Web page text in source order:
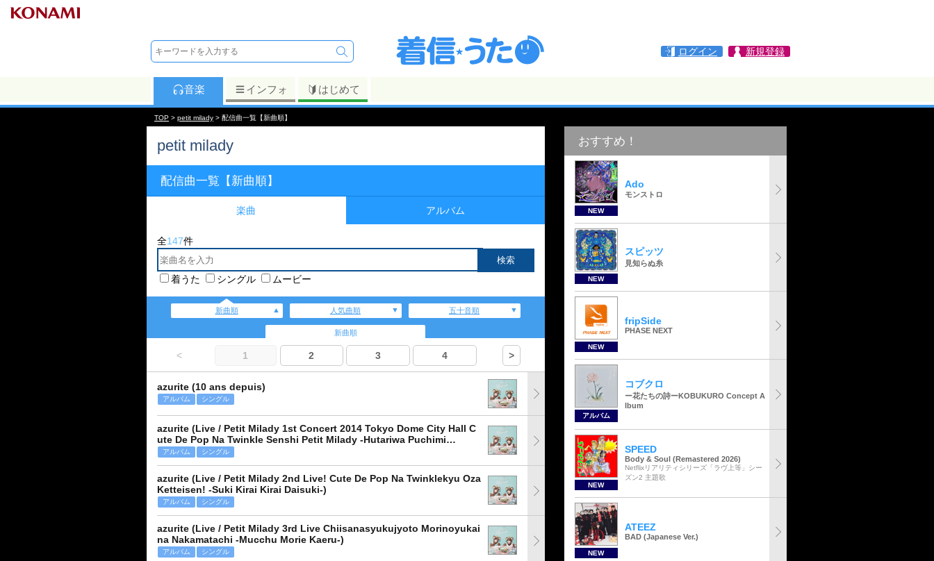
ログイン 新規登録
音楽 インフォ はじめて
TOP > petit milady > 配信曲一覧【新曲順】
petit milady
配信曲一覧【新曲順】
楽曲 アルバム
全147件
着うた シングル ムービー
新曲順 人気曲順 五十音順
新曲順
< 1 2 3 4 >
azurite (10 ans depuis)
アルバム シングル
azurite (Live / Petit Milady 1st Concert 2014 Tokyo Dome City Hall C
ute De Pop Na Twinkle Senshi Petit Milady -Hutariwa Puchimi…
アルバム シングル
azurite (Live / Petit Milady 2nd Live! Cute De Pop Na Twinklekyu Oza
Ketteisen! -Suki Kirai Kirai Daisuki-)
アルバム シングル
azurite (Live / Petit Milady 3rd Live Chiisanasyukujyoto Morinoyukai
na Nakamatachi -Mucchu Morie Kaeru-)
アルバム シングル
おすすめ！
NEW
Ado
モンストロ
NEW
スピッツ
見知らぬ糸
NEW
fripSide
PHASE NEXT
アルバム
コブクロ
ー花たちの詩ーKOBUKURO Concept A
lbum
NEW
SPEED
Body & Soul (Remastered 2026)
Netflixリアリティシリーズ「ラヴ上等」シー
ズン2 主題歌
NEW
ATEEZ
BAD (Japanese Ver.)